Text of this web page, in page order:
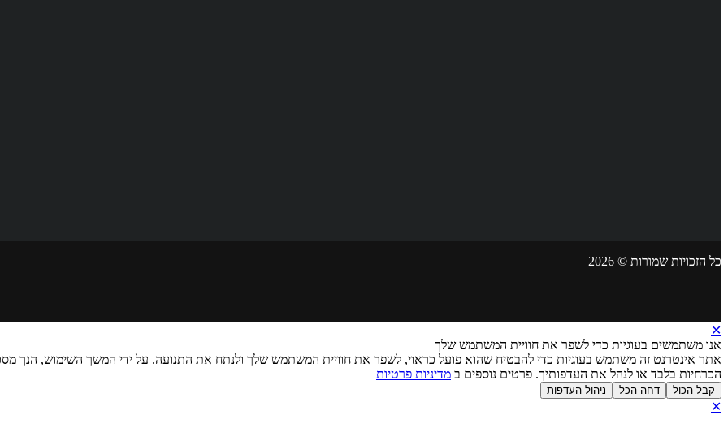
כל הזכויות שמורות © 2026
✕
אנו משתמשים בעוגיות כדי לשפר את חוויית המשתמש שלך
אתר אינטרנט זה משתמש בעוגיות כדי להבטיח שהוא פועל כראוי, לשפר את חוויית המשתמש שלך ולנתח את התנועה. על ידי המשך השימוש, הנך
הכרחיות בלבד או לנהל את העדפותיך. פרטים נוספים ב מדיניות פרטיות
קבל הכול דחה הכל ניהול העדפות
✕